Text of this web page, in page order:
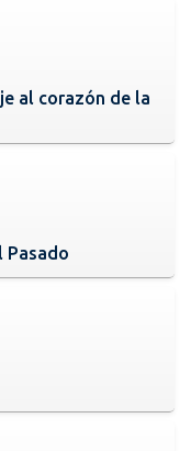
al corazón de la
Pasado